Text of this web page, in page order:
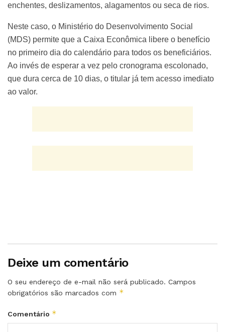
enchentes, deslizamentos, alagamentos ou seca de rios.
Neste caso, o Ministério do Desenvolvimento Social
(MDS) permite que a Caixa Econômica libere o benefício
no primeiro dia do calendário para todos os beneficiários.
Ao invés de esperar a vez pelo cronograma escolonado,
que dura cerca de 10 dias, o titular já tem acesso imediato
ao valor.
Deixe um comentário
O seu endereço de e-mail não será publicado. Campos
obrigatórios são marcados com *
Comentário *